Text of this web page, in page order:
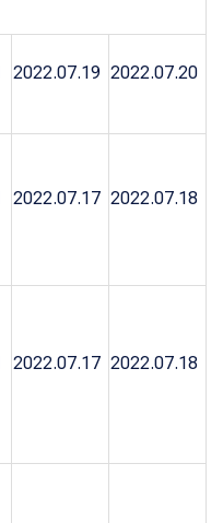
2022.07.19 2022.07.20
2022.07.17 2022.07.18
2022.07.17 2022.07.18